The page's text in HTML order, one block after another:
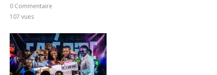
0 Commentaire
107 vues